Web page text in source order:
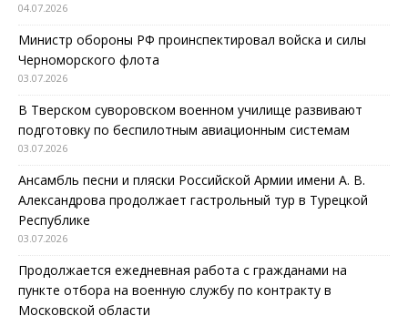
04.07.2026
Министр обороны РФ проинспектировал войска и силы
Черноморского флота
03.07.2026
В Тверском суворовском военном училище развивают
подготовку по беспилотным авиационным системам
03.07.2026
Ансамбль песни и пляски Российской Армии имени А. В.
Александрова продолжает гастрольный тур в Турецкой
Республике
03.07.2026
Продолжается ежедневная работа с гражданами на
пункте отбора на военную службу по контракту в
Московской области